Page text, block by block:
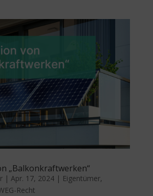
„Balkonkraftwerken“
| Apr. 17, 2024| Eigentümer,
Recht